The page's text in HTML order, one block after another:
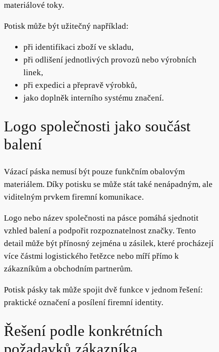
materiálové toky.
Potisk může být užitečný například:
při identifikaci zboží ve skladu,
při odlišení jednotlivých provozů nebo výrobních
linek,
při expedici a přepravě výrobků,
jako doplněk interního systému značení.
Logo společnosti jako součást
balení
Vázací páska nemusí být pouze funkčním obalovým
materiálem. Díky potisku se může stát také nenápadným, ale
viditelným prvkem firemní komunikace.
Logo nebo název společnosti na pásce pomáhá sjednotit
vzhled balení a podpořit rozpoznatelnost značky. Tento
detail může být přínosný zejména u zásilek, které procházejí
více částmi logistického řetězce nebo míří přímo k
zákazníkům a obchodním partnerům.
Potisk pásky tak může spojit dvě funkce v jednom řešení:
praktické označení a posílení firemní identity.
Řešení podle konkrétních